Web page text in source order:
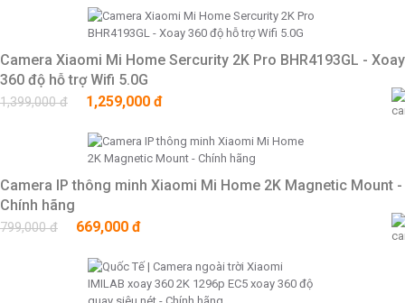
Camera Xiaomi Mi Home Sercurity 2K Pro BHR4193GL - Xoay
360 độ hỗ trợ Wifi 5.0G
1,399,000 đ 1,259,000 đ
Camera IP thông minh Xiaomi Mi Home 2K Magnetic Mount -
Chính hãng
799,000 đ 669,000 đ